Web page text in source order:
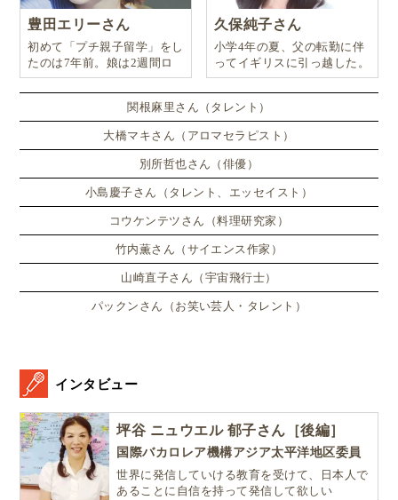
豊田エリーさん
初めて「プチ親子留学」をし
たのは7年前。娘は2週間ロ
ンドンのサマースクールに通
い、英語劇に挑戦したり、
久保純子さん
小学4年の夏、父の転勤に伴
ってイギリスに引っ越した。
関根麻里さん（タレント）
大橋マキさん（アロマセラピスト）
別所哲也さん（俳優）
小島慶子さん（タレント、エッセイスト）
コウケンテツさん（料理研究家）
竹内薫さん（サイエンス作家）
山崎直子さん（宇宙飛行士）
パックンさん（お笑い芸人・タレント）
インタビュー
坪谷 ニュウエル 郁子さん［後編］
国際バカロレア機構アジア太平洋地区委員
世界に発信していける教育を受けて、日本人で
あることに自信を持って発信して欲しい